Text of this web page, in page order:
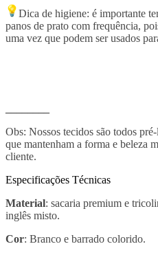
Dica de higiene: é importante
panos de prato com frequência,
uma vez que podem ser usados
Obs: Nossos tecidos são todos
que mantenham a forma e beleza
cliente.
Especificações Técnicas
Material: sacaria premium e
inglês misto.
Cor: Branco e barrado colorido.